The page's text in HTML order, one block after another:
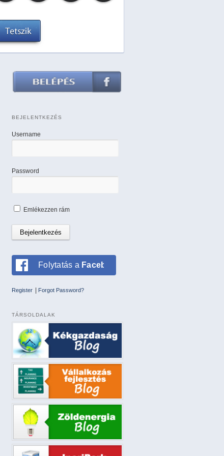
BEJELENTKEZÉS
Username
Password
Emlékezzen rám
Folytatás a Facebookkal
Register Forgot Password?
TÁRSOLDALAK